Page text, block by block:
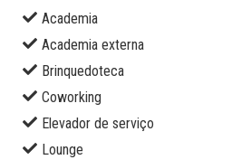
Academia
Academia externa
Brinquedoteca
Coworking
Elevador de serviço
Lounge